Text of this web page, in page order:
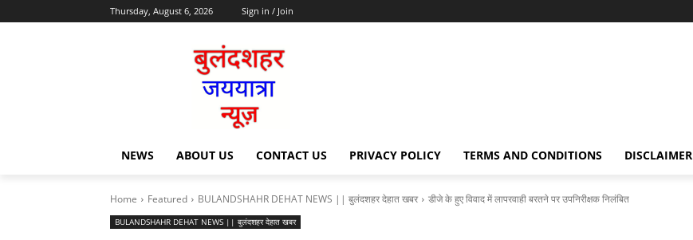
Thursday, August 6, 2026 Sign in / Join
NEWS ABOUT US CONTACT US PRIVACY POLICY TERMS AND CONDITIONS DISCLAIMER
Home Featured BULANDSHAHR DEHAT NEWS || बुलंदशहर देहात खबर डीजे के हुए विवाद में लापरवाही बरतने पर उपनिरीक्षक निलंबित
BULANDSHAHR DEHAT NEWS || बुलंदशहर देहात खबर